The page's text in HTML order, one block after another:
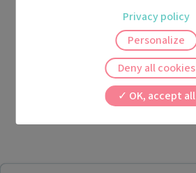
OK, accept all
Deny all cookies
Personalize
Privacy policy